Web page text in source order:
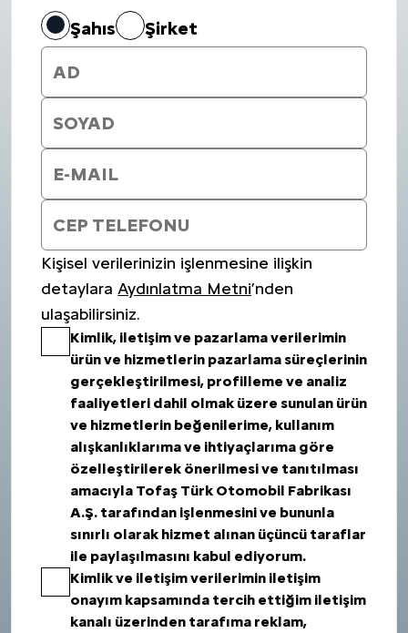
Şahıs Şirket
Kişisel verilerinizin işlenmesine ilişkin
detaylara Aydınlatma Metni’nden
ulaşabilirsiniz.
Kimlik, iletişim ve pazarlama verilerimin
ürün ve hizmetlerin pazarlama süreçlerinin
gerçekleştirilmesi, profilleme ve analiz
faaliyetleri dahil olmak üzere sunulan ürün
ve hizmetlerin beğenilerime, kullanım
alışkanlıklarıma ve ihtiyaçlarıma göre
özelleştirilerek önerilmesi ve tanıtılması
amacıyla Tofaş Türk Otomobil Fabrikası
A.Ş. tarafından işlenmesini ve bununla
sınırlı olarak hizmet alınan üçüncü taraflar
ile paylaşılmasını kabul ediyorum.
Kimlik ve iletişim verilerimin iletişim
onayım kapsamında tercih ettiğim iletişim
kanalı üzerinden tarafıma reklam,